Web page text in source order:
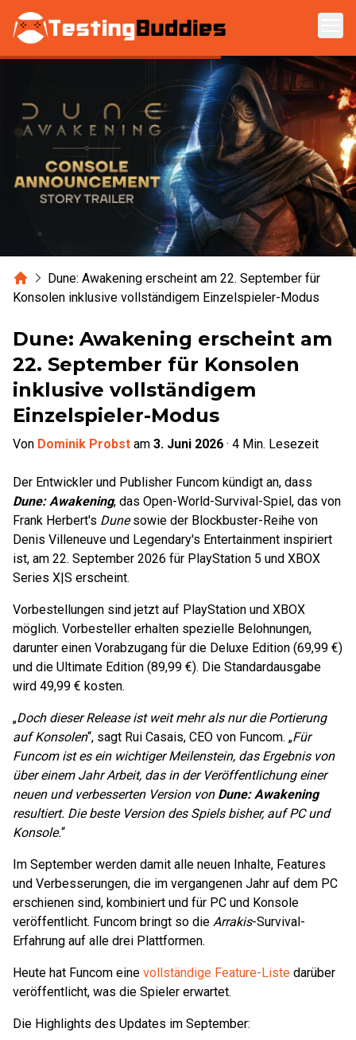
Zum Hauptinhalt springen
HomeDune: Awakening erscheint am 22. September für
Konsolen inklusive vollständigem Einzelspieler-Modus
Dune: Awakening erscheint am
22. September für Konsolen
inklusive vollständigem
Einzelspieler-Modus
Von Dominik Probst am 3. Juni 2026 · 4 Min. Lesezeit
Der Entwickler und Publisher Funcom kündigt an, dass
Dune: Awakening, das Open-World-Survival-Spiel, das von
Frank Herbert's Dunesowie der Blockbuster-Reihe von
Denis Villeneuve und Legendary's Entertainment inspiriert
ist, am 22. September 2026 für PlayStation 5 und XBOX
Series X|S erscheint.
Vorbestellungen sind jetzt auf PlayStation und XBOX
möglich. Vorbesteller erhalten spezielle Belohnungen,
darunter einen Vorabzugang für die Deluxe Edition (69,99 €)
und die Ultimate Edition (89,99 €). Die Standardausgabe
wird 49,99 € kosten.
„Doch dieser Release ist weit mehr als nur die Portierung
auf Konsolen“, sagt Rui Casais, CEO von Funcom. „Für
Funcom ist es ein wichtiger Meilenstein, das Ergebnis von
über einem Jahr Arbeit, das in der Veröffentlichung einer
neuen und verbesserten Version von Dune: Awakening
resultiert. Die beste Version des Spiels bisher, auf PC und
Konsole.“
Im September werden damit alle neuen Inhalte, Features
und Verbesserungen, die im vergangenen Jahr auf dem PC
erschienen sind, kombiniert und für PC und Konsole
veröffentlicht. Funcom bringt so die Arrakis-Survival-
Erfahrung auf alle drei Plattformen.
Heute hat Funcom eine vollständige Feature-Liste darüber
veröffentlicht, was die Spieler erwartet.
Die Highlights des Updates im September: